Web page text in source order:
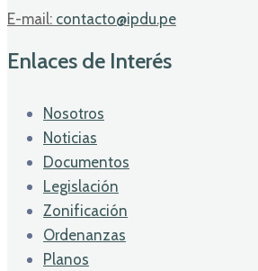
E-mail: contacto@ipdu.pe
Enlaces de Interés
Nosotros
Noticias
Documentos
Legislación
Zonificación
Ordenanzas
Planos